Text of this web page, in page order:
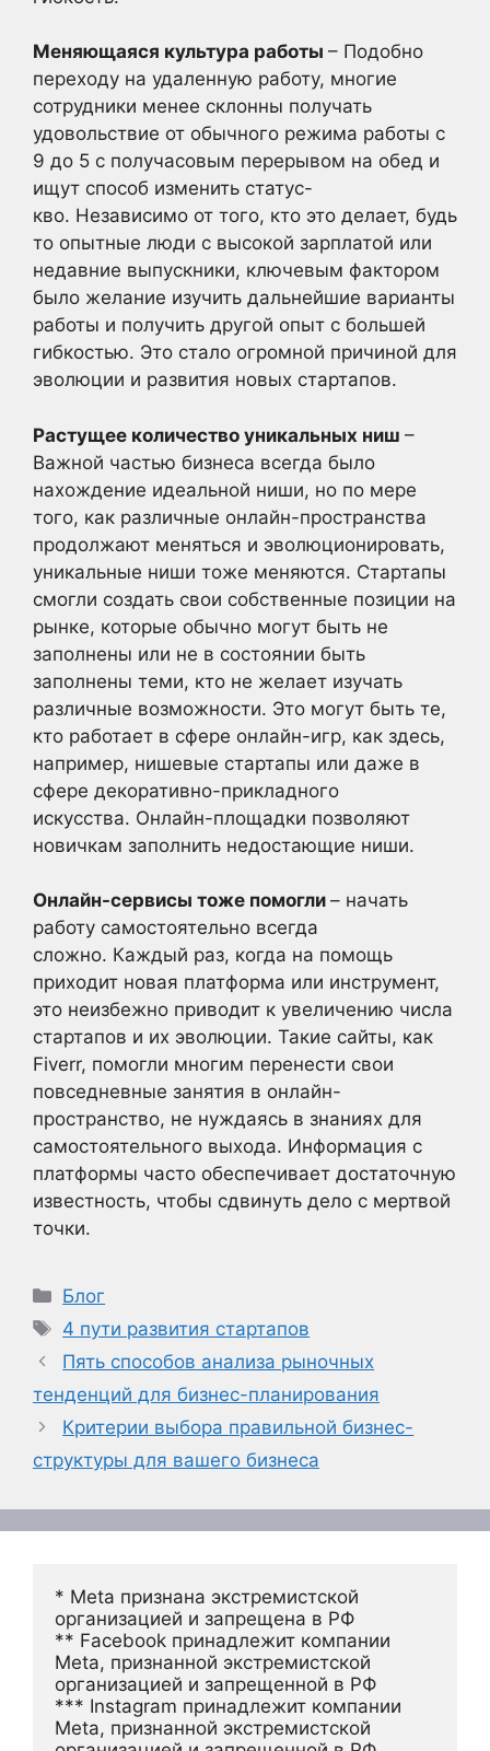
Меняющаяся культура работы – Подобно
переходу на удаленную работу, многие
сотрудники менее склонны получать
удовольствие от обычного режима работы с
9 до 5 с получасовым перерывом на обед и
ищут способ изменить статус-
кво. Независимо от того, кто это делает, будь
то опытные люди с высокой зарплатой или
недавние выпускники, ключевым фактором
было желание изучить дальнейшие варианты
работы и получить другой опыт с большей
гибкостью. Это стало огромной причиной для
эволюции и развития новых стартапов.
Растущее количество уникальных ниш –
Важной частью бизнеса всегда было
нахождение идеальной ниши, но по мере
того, как различные онлайн-пространства
продолжают меняться и эволюционировать,
уникальные ниши тоже меняются. Стартапы
смогли создать свои собственные позиции на
рынке, которые обычно могут быть не
заполнены или не в состоянии быть
заполнены теми, кто не желает изучать
различные возможности. Это могут быть те,
кто работает в сфере онлайн-игр, как здесь,
например, нишевые стартапы или даже в
сфере декоративно-прикладного
искусства. Онлайн-площадки позволяют
новичкам заполнить недостающие ниши.
Онлайн-сервисы тоже помогли – начать
работу самостоятельно всегда
сложно. Каждый раз, когда на помощь
приходит новая платформа или инструмент,
это неизбежно приводит к увеличению числа
стартапов и их эволюции. Такие сайты, как
Fiverr, помогли многим перенести свои
повседневные занятия в онлайн-
пространство, не нуждаясь в знаниях для
самостоятельного выхода. Информация с
платформы часто обеспечивает достаточную
известность, чтобы сдвинуть дело с мертвой
точки.
Рубрики
Блог
Метки
4 пути развития стартапов
Пять способов анализа рыночных
тенденций для бизнес-планирования
Критерии выбора правильной бизнес-
структуры для вашего бизнеса
* Meta признана экстремистской
организацией и запрещена в РФ
** Facebook принадлежит компании
Meta, признанной экстремистской
организацией и запрещенной в РФ
*** Instagram принадлежит компании
Meta, признанной экстремистской